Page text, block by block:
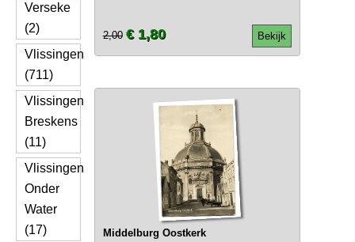
Verseke
(2)
Vlissingen
(711)
Vlissingen
Breskens
(11)
Vlissingen
Onder
Water
(17)
Bekijk
2,00 € 1,80
Middelburg Oostkerk